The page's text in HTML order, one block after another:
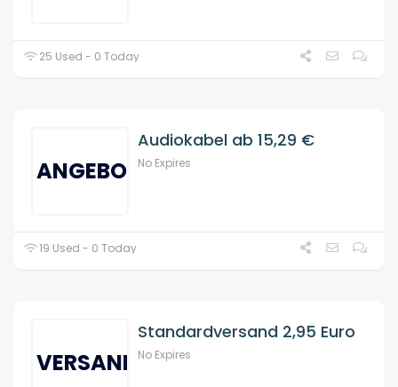
25 Used - 0 Today
ANGEBOT
Audiokabel ab 15,29 €
No Expires
19 Used - 0 Today
VERSAND
Standardversand 2,95 Euro
No Expires